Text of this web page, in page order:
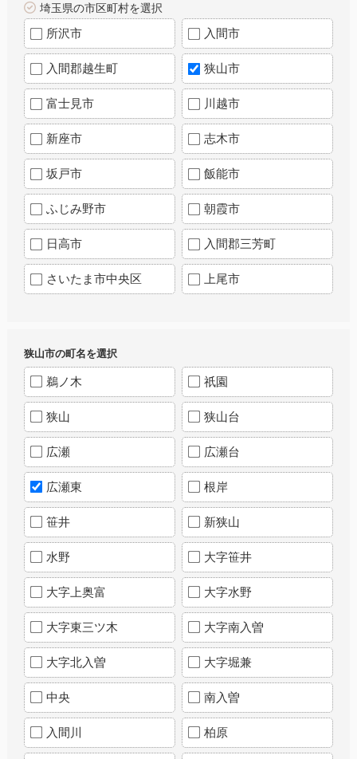
埼玉県の市区町村を選択
所沢市 入間市
入間郡越生町 狭山市
富士見市 川越市
新座市 志木市
坂戸市 飯能市
ふじみ野市 朝霞市
日高市 入間郡三芳町
さいたま市中央区 上尾市
狭山市の町名を選択
鵜ノ木 祇園
狭山 狭山台
広瀬 広瀬台
広瀬東 根岸
笹井 新狭山
水野 大字笹井
大字上奥富 大字水野
大字東三ツ木 大字南入曽
大字北入曽 大字堀兼
中央 南入曽
入間川 柏原